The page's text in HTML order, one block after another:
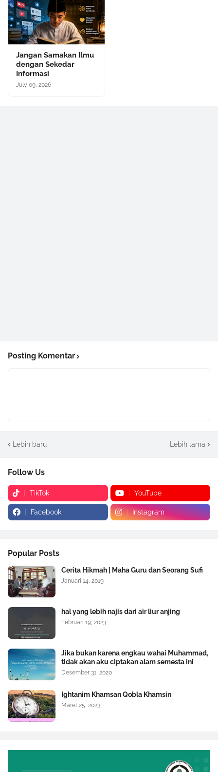
Jangan Samakan Ilmu
dengan Sekedar
Informasi
July 09, 2026
Posting Komentar
Lebih baru Lebih lama
Follow Us
TikTok YouTube
Facebook Instagram
Popular Posts
Cerita Hikmah | Maha Guru dan Seorang Sufi
Januari 14, 2019
hal yang lebih najis dari air liur anjing
Februari 19, 2023
Jika bukan karena engkau wahai Muhammad,
tidak akan aku ciptakan alam semesta ini
Desember 31, 2020
Ightanim Khamsan Qobla Khamsin
Maret 25, 2023